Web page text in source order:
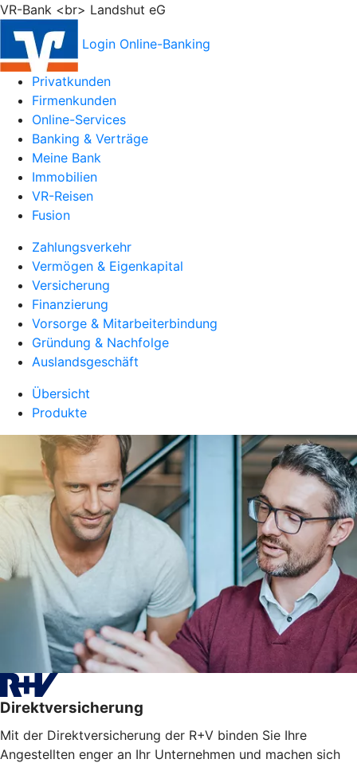
VR-Bank <br> Landshut eG
Login Online-Banking
Privatkunden
Firmenkunden
Online-Services
Banking & Verträge
Meine Bank
Immobilien
VR-Reisen
Fusion
Zahlungsverkehr
Vermögen & Eigenkapital
Versicherung
Finanzierung
Vorsorge & Mitarbeiterbindung
Gründung & Nachfolge
Auslandsgeschäft
Übersicht
Produkte
Direktversicherung
Mit der Direktversicherung der R+V binden Sie Ihre
Angestellten enger an Ihr Unternehmen und machen sich